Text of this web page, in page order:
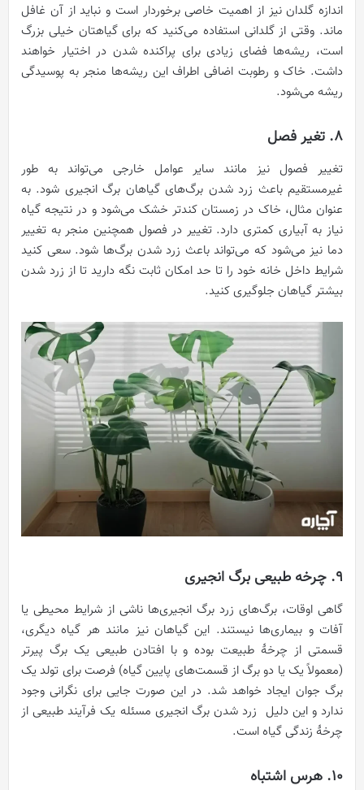
اندازه گلدان نیز از اهمیت خاصی برخوردار است و نباید از آن غافل
ماند. وقتی از گلدانی استفاده می‌کنید که برای گیاهتان خیلی بزرگ
است، ریشه‌ها فضای زیادی برای پراکنده شدن در اختیار خواهند
داشت. خاک و رطوبت اضافی اطراف این ریشه‌ها منجر به پوسیدگی
ریشه می‌شود.
8. تغیر فصل
تغییر فصول نیز مانند سایر عوامل خارجی می‌تواند به طور
غیرمستقیم باعث زرد شدن برگ‌های گیاهان برگ انجیری شود. به
عنوان مثال، خاک در زمستان کندتر خشک می‌شود و در نتیجه گیاه
نیاز به آبیاری کمتری دارد. تغییر در فصول همچنین منجر به تغییر
دما نیز می‌شود که می‌تواند باعث زرد شدن برگ‌ها شود. سعی کنید
شرایط داخل خانه خود را تا حد امکان ثابت نگه دارید تا از زرد شدن
بیشتر گیاهان جلوگیری کنید.
9. چرخه طبیعی برگ انجیری
گاهی اوقات، برگ‌های زرد برگ انجیری‌ها ناشی از شرایط محیطی یا
آفات و بیماری‌ها نیستند. این گیاهان نیز مانند هر گیاه دیگری،
قسمتی از چرخۀ طبیعت بوده و با افتادن طبیعی یک برگ پیرتر
(معمولاً یک یا دو برگ از قسمت‌های پایین گیاه) فرصت برای تولد یک
برگ جوان ایجاد خواهد شد. در این صورت جایی برای نگرانی وجود
ندارد و این دلیل زرد شدن برگ انجیری مسئله یک فرآیند طبیعی از
چرخۀ زندگی گیاه است.
۱۰. هرس اشتباه